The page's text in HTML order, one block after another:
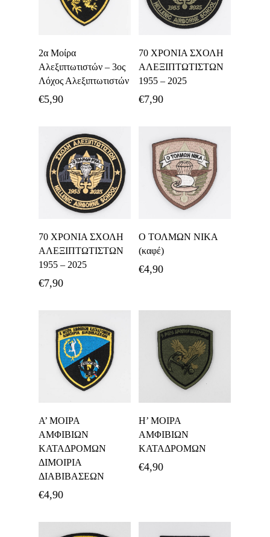
Προσθήκη Στο
Καλάθι
2α Μοίρα
Αλεξιπτωτιστών – 3ος
Λόχος Αλεξιπτωτιστών
€5,90
Καλάθι
70 ΧΡΟΝΙΑ ΣΧΟΛΗ
ΑΛΕΞΙΠΤΩΤΙΣΤΩΝ
1955 – 2025
€7,90
Καλάθι
70 ΧΡΟΝΙΑ ΣΧΟΛΗ
ΑΛΕΞΙΠΤΩΤΙΣΤΩΝ
1955 – 2025
€7,90
Ο ΤΟΛΜΩΝ ΝΙΚΑ
(καφέ)
€4,90
Καλάθι
Α’ ΜΟΙΡΑ
ΑΜΦΙΒΙΩΝ
ΚΑΤΑΔΡΟΜΩΝ
ΔΙΜΟΙΡΙΑ
ΔΙΑΒΙΒΑΣΕΩΝ
€4,90
Καλάθι
Η’ ΜΟΙΡΑ
ΑΜΦΙΒΙΩΝ
ΚΑΤΑΔΡΟΜΩΝ
€4,90